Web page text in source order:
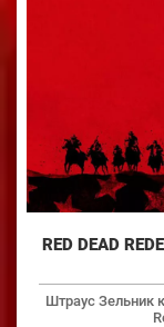
RED DEAD
Штраус Зельник